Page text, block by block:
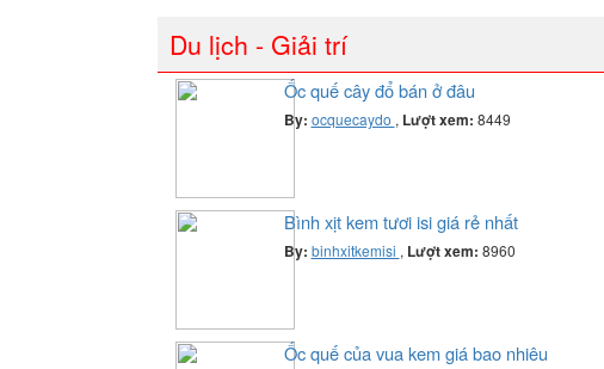
Du lịch - Giải trí
Ốc quế cây đổ bán ở đâu
By: ocquecaydo , Lượt xem: 8449
Bình xịt kem tươi isi giá rẻ nhất
By: binhxitkemisi , Lượt xem: 8960
Ốc quế của vua kem giá bao nhiêu